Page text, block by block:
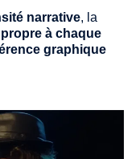
narrative, la
propre à chaque
graphique